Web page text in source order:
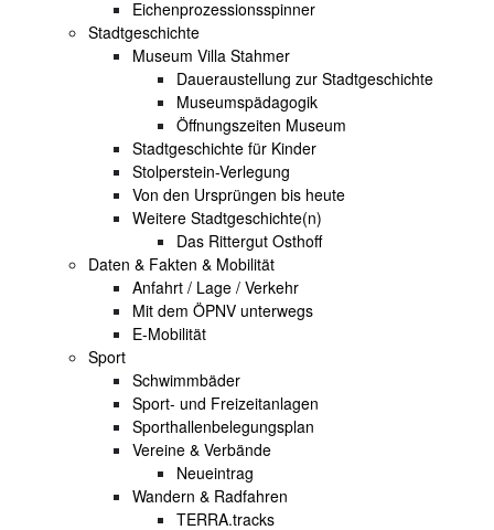
Eichenprozessionsspinner
Stadtgeschichte
Museum Villa Stahmer
Daueraustellung zur Stadtgeschichte
Museumspädagogik
Öffnungszeiten Museum
Stadtgeschichte für Kinder
Stolperstein-Verlegung
Von den Ursprüngen bis heute
Weitere Stadtgeschichte(n)
Das Rittergut Osthoff
Daten & Fakten & Mobilität
Anfahrt / Lage / Verkehr
Mit dem ÖPNV unterwegs
E-Mobilität
Sport
Schwimmbäder
Sport- und Freizeitanlagen
Sporthallenbelegungsplan
Vereine & Verbände
Neueintrag
Wandern & Radfahren
TERRA.tracks